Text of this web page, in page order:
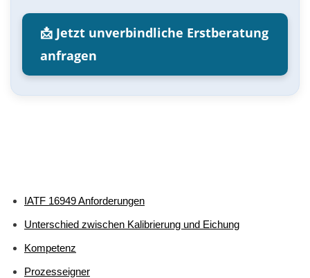
📩 Jetzt unverbindliche Erstberatung
anfragen
IATF 16949 Anforderungen
Unterschied zwischen Kalibrierung und Eichung
Kompetenz
Prozesseigner